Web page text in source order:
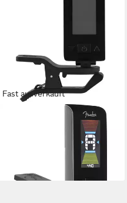
Fast ausverkauft
Stimmgerät, Original Tuner
BLK - Stimmgerät für Gitarren
lieferbar - in 3-4 Werktagen bei dir